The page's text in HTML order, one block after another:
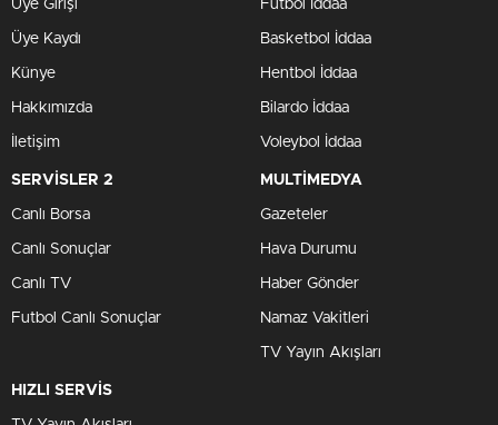
Üye Girişi
Üye Kaydı
Künye
Hakkımızda
İletişim
Futbol İddaa
Basketbol İddaa
Hentbol İddaa
Bilardo İddaa
Voleybol İddaa
SERVİSLER 2
Canlı Borsa
Canlı Sonuçlar
Canlı TV
Futbol Canlı Sonuçlar
MULTİMEDYA
Gazeteler
Hava Durumu
Haber Gönder
Namaz Vakitleri
TV Yayın Akışları
HIZLI SERVİS